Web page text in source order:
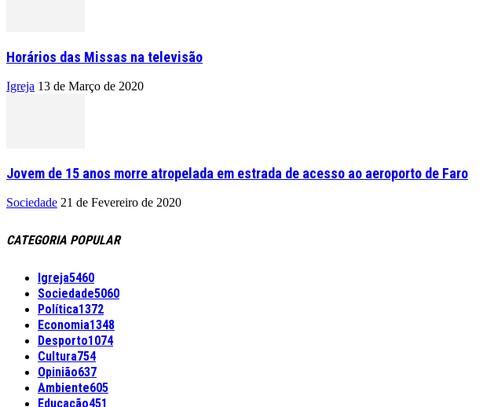
Horários das Missas na televisão
Igreja 13 de Março de 2020
Jovem de 15 anos morre atropelada em estrada de acesso ao aeroporto de Faro
Sociedade 21 de Fevereiro de 2020
CATEGORIA POPULAR
Igreja5460
Sociedade5060
Política1372
Economia1348
Desporto1074
Cultura754
Opinião637
Ambiente605
Educação451